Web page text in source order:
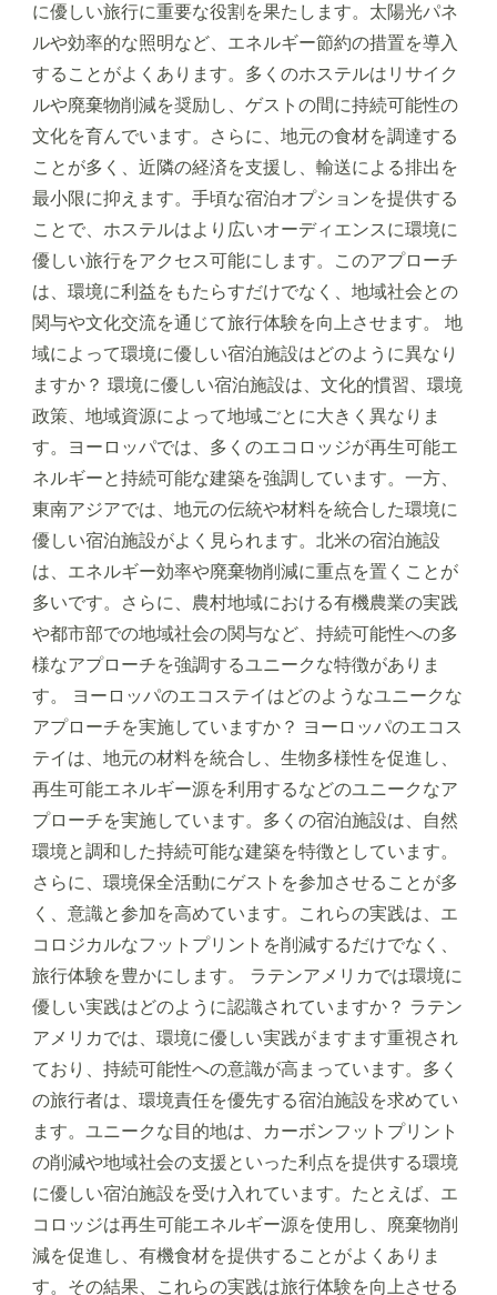
に優しい旅行に重要な役割を果たします。太陽光パネ
ルや効率的な照明など、エネルギー節約の措置を導入
することがよくあります。多くのホステルはリサイク
ルや廃棄物削減を奨励し、ゲストの間に持続可能性の
文化を育んでいます。さらに、地元の食材を調達する
ことが多く、近隣の経済を支援し、輸送による排出を
最小限に抑えます。手頃な宿泊オプションを提供する
ことで、ホステルはより広いオーディエンスに環境に
優しい旅行をアクセス可能にします。このアプローチ
は、環境に利益をもたらすだけでなく、地域社会との
関与や文化交流を通じて旅行体験を向上させます。 地
域によって環境に優しい宿泊施設はどのように異なり
ますか？ 環境に優しい宿泊施設は、文化的慣習、環境
政策、地域資源によって地域ごとに大きく異なりま
す。ヨーロッパでは、多くのエコロッジが再生可能エ
ネルギーと持続可能な建築を強調しています。一方、
東南アジアでは、地元の伝統や材料を統合した環境に
優しい宿泊施設がよく見られます。北米の宿泊施設
は、エネルギー効率や廃棄物削減に重点を置くことが
多いです。さらに、農村地域における有機農業の実践
や都市部での地域社会の関与など、持続可能性への多
様なアプローチを強調するユニークな特徴がありま
す。 ヨーロッパのエコステイはどのようなユニークな
アプローチを実施していますか？ ヨーロッパのエコス
テイは、地元の材料を統合し、生物多様性を促進し、
再生可能エネルギー源を利用するなどのユニークなア
プローチを実施しています。多くの宿泊施設は、自然
環境と調和した持続可能な建築を特徴としています。
さらに、環境保全活動にゲストを参加させることが多
く、意識と参加を高めています。これらの実践は、エ
コロジカルなフットプリントを削減するだけでなく、
旅行体験を豊かにします。 ラテンアメリカでは環境に
優しい実践はどのように認識されていますか？ ラテン
アメリカでは、環境に優しい実践がますます重視され
ており、持続可能性への意識が高まっています。多く
の旅行者は、環境責任を優先する宿泊施設を求めてい
ます。ユニークな目的地は、カーボンフットプリント
の削減や地域社会の支援といった利点を提供する環境
に優しい宿泊施設を受け入れています。たとえば、エ
コロッジは再生可能エネルギー源を使用し、廃棄物削
減を促進し、有機食材を提供することがよくありま
す。その結果、これらの実践は旅行体験を向上させる